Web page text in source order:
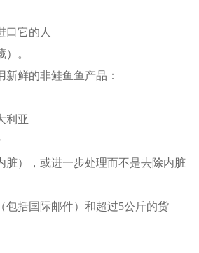
口它的人
。
鲜的非鲑鱼鱼产品：
利亚
脏），或进一步处理而不是去除内脏
包括国际邮件）和超过5公斤的货